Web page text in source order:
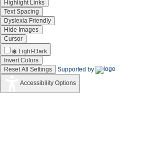
Highlight Links
Text Spacing
Dyslexia Friendly
Hide Images
Cursor
Light-Dark
Invert Colors
Reset All Settings
Supported by
Accessibility Options